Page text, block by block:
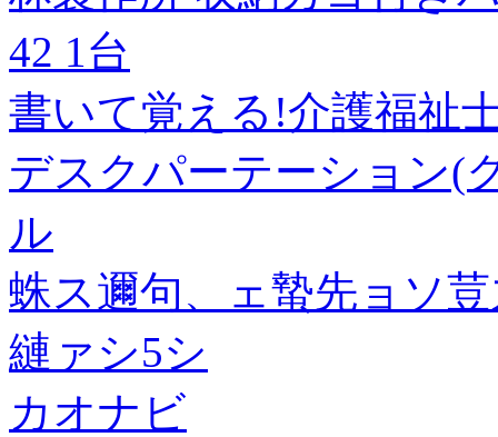
42 1台
書いて覚える!介護福祉
デスクパーテーション(
ル
蛛ス邇句、ェ蟄先ョソ
縺ァシ5シ
カオナビ